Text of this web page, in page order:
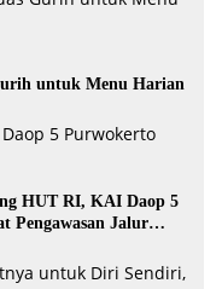
untuk Menu Harian
HUT RI, KAI Daop 5
Pengawasan Jalur